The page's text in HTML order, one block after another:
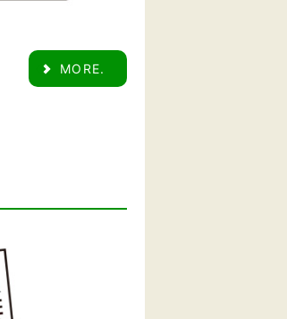
MORE.